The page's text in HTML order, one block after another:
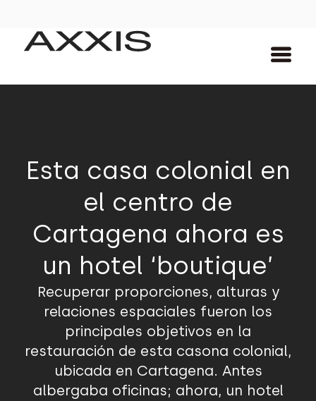
Esta casa colonial en
el centro de
Cartagena ahora es
un hotel ‘boutique’
Recuperar proporciones, alturas y
relaciones espaciales fueron los
principales objetivos en la
restauración de esta casona colonial,
ubicada en Cartagena. Antes
albergaba oficinas; ahora, un hotel